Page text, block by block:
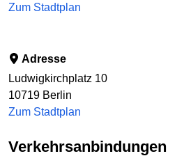
Zum Stadtplan
Adresse
Ludwigkirchplatz 10
10719 Berlin
Zum Stadtplan
Verkehrsanbindungen